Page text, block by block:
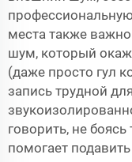
места также
шум, который
(даже просто гул
запись трудной
говорить, не
помогает